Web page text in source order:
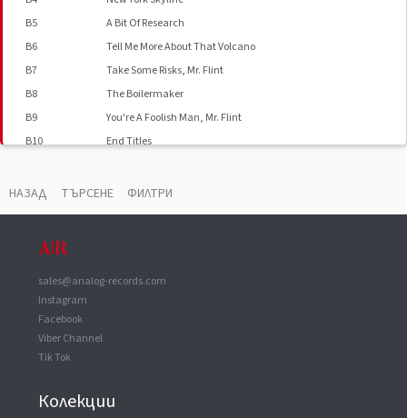
B5
A Bit Of Research
B6
Tell Me More About That Volcano
B7
Take Some Risks, Mr. Flint
B8
The Boilermaker
B9
You're A Foolish Man, Mr. Flint
B10
End Titles
НАЗАД ТЪРСЕНЕ ФИЛТРИ
sales@analog-records.com
Instagram
Facebook
Viber Channel
Tik Tok
Колекции